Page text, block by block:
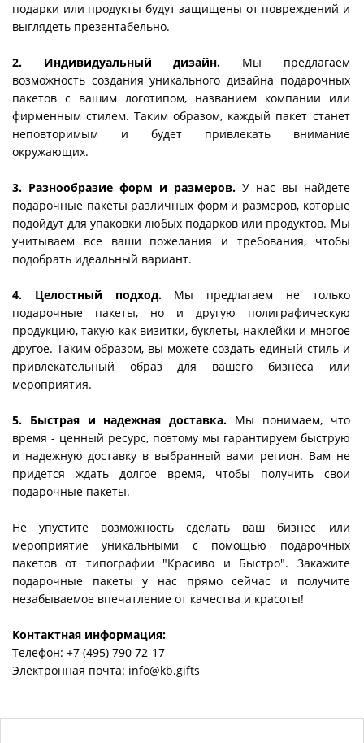
подарки или продукты будут защищены от повреждений и
выглядеть презентабельно.
2. Индивидуальный дизайн. Мы предлагаем
возможность создания уникального дизайна подарочных
пакетов с вашим логотипом, названием компании или
фирменным стилем. Таким образом, каждый пакет станет
неповторимым и будет привлекать внимание
окружающих.
3. Разнообразие форм и размеров.У нас вы найдете
подарочные пакеты различных форм и размеров, которые
подойдут для упаковки любых подарков или продуктов. Мы
учитываем все ваши пожелания и требования, чтобы
подобрать идеальный вариант.
4. Целостный подход.Мы предлагаем не только
подарочные пакеты, но и другую полиграфическую
продукцию, такую как визитки, буклеты, наклейки и многое
другое. Таким образом, вы можете создать единый стиль и
привлекательный образ для вашего бизнеса или
мероприятия.
5. Быстрая и надежная доставка. Мы понимаем, что
время - ценный ресурс, поэтому мы гарантируем быструю
и надежную доставку в выбранный вами регион. Вам не
придется ждать долгое время, чтобы получить свои
подарочные пакеты.
Не упустите возможность сделать ваш бизнес или
мероприятие уникальными с помощью подарочных
пакетов от типографии "Красиво и Быстро". Закажите
подарочные пакеты у нас прямо сейчас и получите
незабываемое впечатление от качества и красоты!
Контактная информация:
Телефон: +7 (495) 790 72-17
Электронная почта: info@kb.gifts